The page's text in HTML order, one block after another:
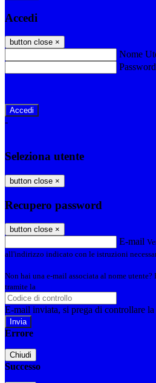
Accedi
button close ×
Nome
Password
-
Seleziona utente
button close ×
Recupero password
button close ×
E-mail
all'indirizzo indicato con le istruzioni
Non hai una e-mail associata al nome
tramite la
E-mail inviata, si prega di controllare
Errore
Chiudi
Successo